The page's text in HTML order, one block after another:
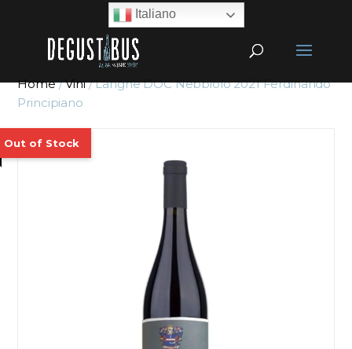
Home/Vini/ Langhe DOC Nebbiolo 2021 Ferdinando
Principiano
Italiano